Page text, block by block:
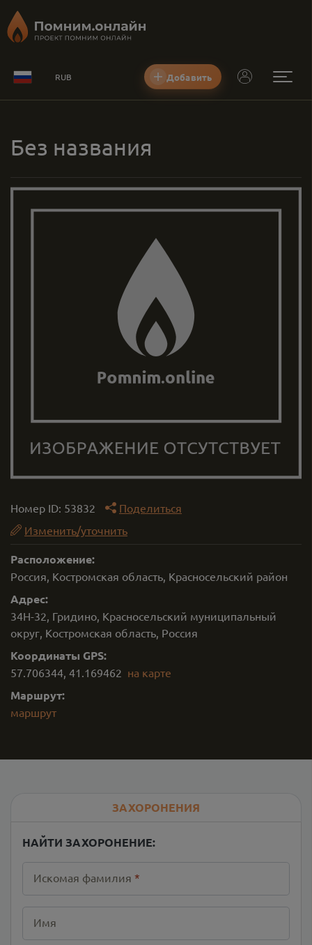
RUB Добавить
Без названия
Номер ID: 53832
Поделиться
Изменить/уточнить
Расположение:
Россия, Костромская область, Красносельский район
Адрес:
34Н-32, Гридино, Красносельский муниципальный
округ, Костромская область, Россия
Координаты GPS:
57.706344, 41.169462 на карте
Маршрут:
маршрут
ЗАХОРОНЕНИЯ
НАЙТИ ЗАХОРОНЕНИЕ:
Искомая фамилия *
Имя